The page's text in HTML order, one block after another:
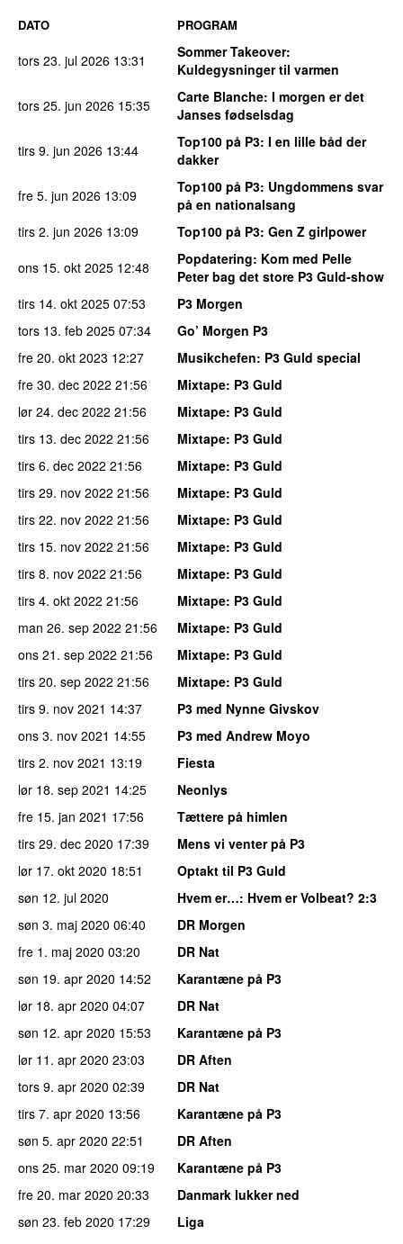
DATO PROGRAM
tors 23. jul 2026 13:31 Sommer Takeover:
Kuldegysninger til varmen
tors 25. jun 2026 15:35 Carte Blanche: I morgen er det
Janses fødselsdag
tirs 9. jun 2026 13:44 Top100 på P3: I en lille båd der
dakker
fre 5. jun 2026 13:09 Top100 på P3: Ungdommens svar
på en nationalsang
tirs 2. jun 2026 13:09 Top100 på P3: Gen Z girlpower
ons 15. okt 2025 12:48 Popdatering: Kom med Pelle
Peter bag det store P3 Guld-show
tirs 14. okt 2025 07:53
P3 Morgen
tors 13. feb 2025 07:34
Go’ Morgen P3
fre 20. okt 2023 12:27 Musikchefen: P3 Guld special
fre 30. dec 2022 21:56 Mixtape: P3 Guld
lør 24. dec 2022 21:56 Mixtape: P3 Guld
tirs 13. dec 2022 21:56 Mixtape: P3 Guld
tirs 6. dec 2022 21:56 Mixtape: P3 Guld
tirs 29. nov 2022 21:56 Mixtape: P3 Guld
tirs 22. nov 2022 21:56 Mixtape: P3 Guld
tirs 15. nov 2022 21:56 Mixtape: P3 Guld
tirs 8. nov 2022 21:56 Mixtape: P3 Guld
tirs 4. okt 2022 21:56 Mixtape: P3 Guld
man 26. sep 2022 21:56 Mixtape: P3 Guld
ons 21. sep 2022 21:56 Mixtape: P3 Guld
tirs 20. sep 2022 21:56 Mixtape: P3 Guld
tirs 9. nov 2021 14:37
P3 med Nynne Givskov
ons 3. nov 2021 14:55
P3 med Andrew Moyo
tirs 2. nov 2021 13:19
Fiesta
lør 18. sep 2021 14:25
Neonlys
fre 15. jan 2021 17:56
Tættere på himlen
tirs 29. dec 2020 17:39
Mens vi venter på P3
lør 17. okt 2020 18:51
Optakt til P3 Guld
søn 12. jul 2020
Hvem er…: Hvem er Volbeat? 2:3
søn 3. maj 2020 06:40
DR Morgen
fre 1. maj 2020 03:20
DR Nat
søn 19. apr 2020 14:52
Karantæne på P3
lør 18. apr 2020 04:07
DR Nat
søn 12. apr 2020 15:53
Karantæne på P3
lør 11. apr 2020 23:03
DR Aften
tors 9. apr 2020 02:39
DR Nat
tirs 7. apr 2020 13:56
Karantæne på P3
søn 5. apr 2020 22:51
DR Aften
ons 25. mar 2020 09:19
Karantæne på P3
fre 20. mar 2020 20:33
Danmark lukker ned
søn 23. feb 2020 17:29
Liga